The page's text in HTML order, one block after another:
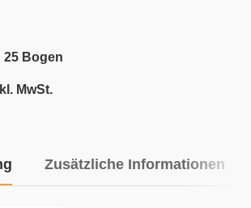
25 Bogen
MwSt.
Zusätzliche Informationen